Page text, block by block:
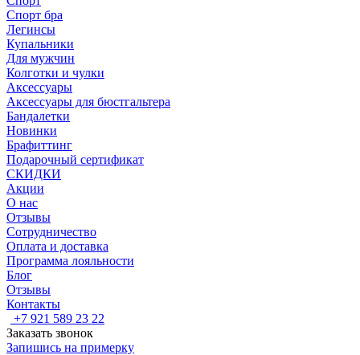
Спорт бра
Легинсы
Купальники
Для мужчин
Колготки и чулки
Аксессуары
Аксессуары для бюстгальтера
Бандалетки
Новинки
Брафиттинг
Подарочный сертификат
СКИДКИ
Акции
О нас
Отзывы
Сотрудничество
Оплата и доставка
Программа лояльности
Блог
Отзывы
Контакты
+7 921 589 23 22
Заказать звонок
Запишись на примерку